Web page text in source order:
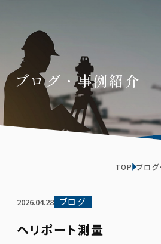
ブログ・事例紹介
TOP ブログ
2026.04.28 ブログ
ヘリポート測量